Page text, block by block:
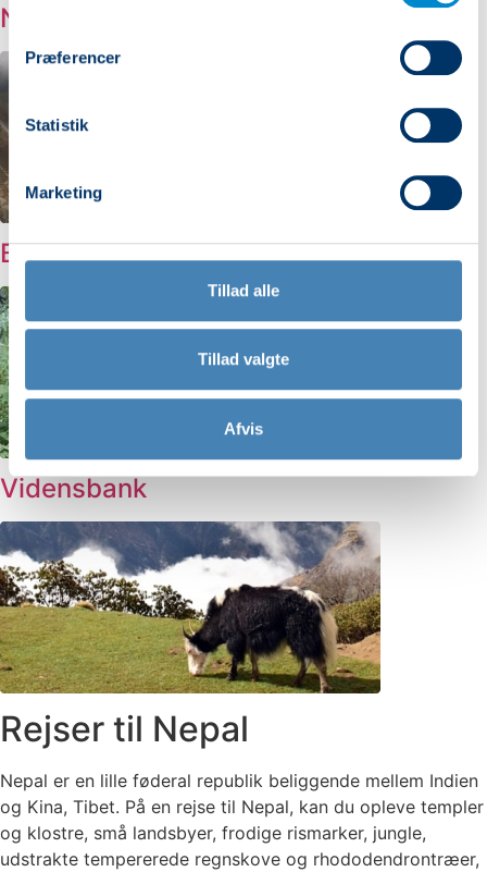
Præferencer
Statistik
Marketing
Tillad alle
Tillad valgte
Afvis
Nepal Rejser
Billeder
Vidensbank
Rejser til Nepal
Nepal er en lille føderal republik beliggende mellem Indien
og Kina, Tibet. På en rejse til Nepal, kan du opleve templer
og klostre, små landsbyer, frodige rismarker, jungle,
udstrakte tempererede regnskove og rhododendrontræer,